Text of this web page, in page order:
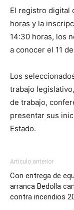
El registro digital
horas y la
14:30 horas, los
a conocer el 11
Los
trabajo
de trabajo,
presentar sus
Estado.
Artículo anterior
Con entrega de
arranca Bedolla
contra incendios